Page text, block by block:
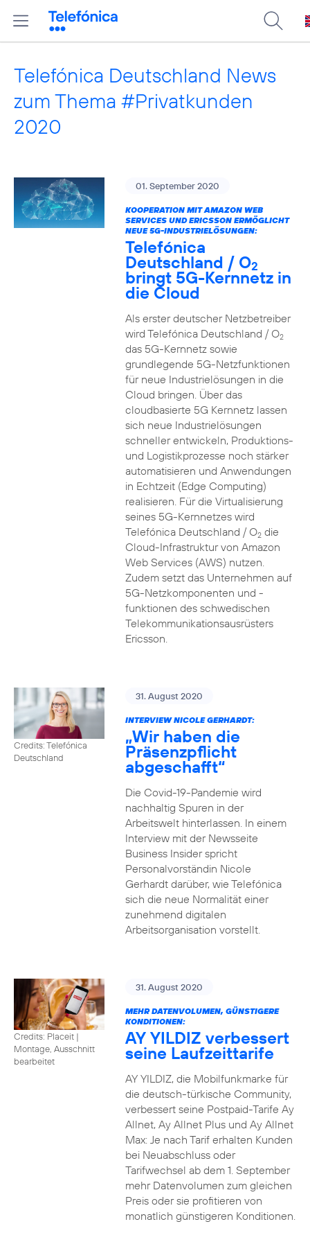
Telefónica Deutschland News
zum Thema #Privatkunden
2020
01. September 2020
KOOPERATION MIT AMAZON WEB
SERVICES UND ERICSSON ERMÖGLICHT
NEUE 5G-INDUSTRIELÖSUNGEN:
Telefónica
Deutschland / O2
bringt 5G-Kernnetz in
die Cloud
Als erster deutscher Netzbetreiber
wird Telefónica Deutschland / O2
das 5G-Kernnetz sowie
grundlegende 5G-Netzfunktionen
für neue Industrielösungen in die
Cloud bringen. Über das
cloudbasierte 5G Kernnetz lassen
sich neue Industrielösungen
schneller entwickeln, Produktions-
und Logistikprozesse noch stärker
automatisieren und Anwendungen
in Echtzeit (Edge Computing)
realisieren. Für die Virtualisierung
seines 5G-Kernnetzes wird
Telefónica Deutschland / O2die
Cloud-Infrastruktur von Amazon
Web Services (AWS) nutzen.
Zudem setzt das Unternehmen auf
5G-Netzkomponenten und -
funktionen des schwedischen
Telekommunikationsausrüsters
Ericsson.
Credits: Telefónica
Deutschland
31. August 2020
INTERVIEW NICOLE GERHARDT:
„Wir haben die
Präsenzpflicht
abgeschafft“
Die Covid-19-Pandemie wird
nachhaltig Spuren in der
Arbeitswelt hinterlassen. In einem
Interview mit der Newsseite
Business Insider spricht
Personalvorständin Nicole
Gerhardt darüber, wie Telefónica
sich die neue Normalität einer
zunehmend digitalen
Arbeitsorganisation vorstellt.
Credits: Placeit |
Montage, Ausschnitt
bearbeitet
31. August 2020
MEHR DATENVOLUMEN, GÜNSTIGERE
KONDITIONEN:
AY YILDIZ verbessert
seine Laufzeittarife
AY YILDIZ, die Mobilfunkmarke für
die deutsch-türkische Community,
verbessert seine Postpaid-Tarife Ay
Allnet, Ay Allnet Plus und Ay Allnet
Max: Je nach Tarif erhalten Kunden
bei Neuabschluss oder
Tarifwechsel ab dem 1. September
mehr Datenvolumen zum gleichen
Preis oder sie profitieren von
monatlich günstigeren Konditionen.